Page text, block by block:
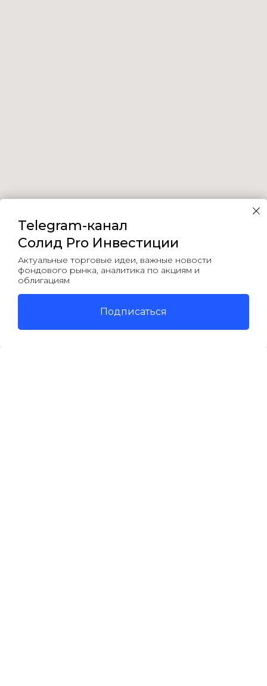
Telegram-канал
Солид Pro Инвестиции
Актуальные торговые идеи, важные новости
фондового рынка, аналитика по акциям и
облигациям
Подписаться
Сайт использует cookie. Вы можете отказаться от
принимаете условия его использования. Более
использовании файлов cookie.